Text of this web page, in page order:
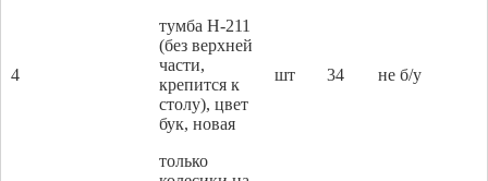
4
тумба H-211
(без верхней
части,
крепится к
столу), цвет
бук, новая
шт 34 не б/у
только